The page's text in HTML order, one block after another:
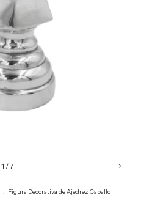
1 /7
. Figura Decorativa de Ajedrez Caballo